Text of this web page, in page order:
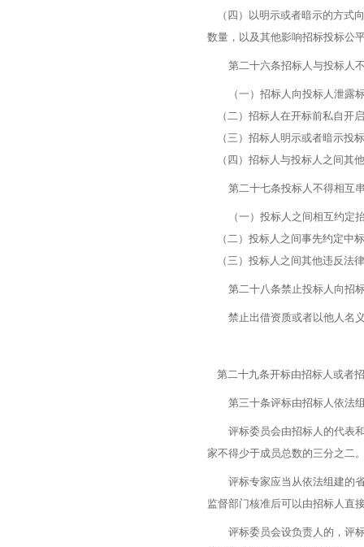
（四）以明示或者暗示的方式
数量，以及其他影响招标投标公
第二十六条招标人与投标人不
（一）招标人向投标人泄露
（二）招标人在开标前私自开
（三）招标人明示或者暗示投
（四）招标人与投标人之间其
第二十七条投标人不得相互串
（一）投标人之间相互约定抬
（二）投标人之间事先约定中
（三）投标人之间其他违反法
第二十八条禁止投标人向招标
禁止出借资质或者以他人名
第二十九条开标由招标人或者
第三十条评标由招标人依法组
评标委员会由招标人的代表和
家不得少于成员总数的三分之二
评标专家应当从依法组建的省
监督部门核准后可以由招标人直
评标委员会设负责人的，评标